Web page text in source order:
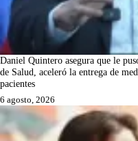
Daniel Quintero asegura que le
de Salud, aceleró la entrega de
pacientes
6 agosto, 2026